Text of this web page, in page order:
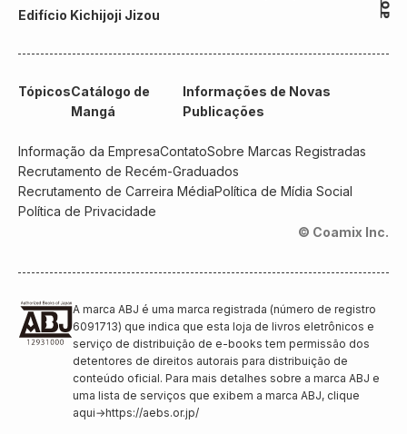
Edifício Kichijoji Jizou
TópicosCatálogo de
Mangá
Informações de Novas
Publicações
Informação da EmpresaContatoSobre Marcas Registradas
Recrutamento de Recém-Graduados
Recrutamento de Carreira MédiaPolítica de Mídia Social
Política de Privacidade
© Coamix Inc.
A marca ABJ é uma marca registrada (número de registro
6091713) que indica que esta loja de livros eletrônicos e
serviço de distribuição de e-books tem permissão dos
detentores de direitos autorais para distribuição de
conteúdo oficial. Para mais detalhes sobre a marca ABJ e
uma lista de serviços que exibem a marca ABJ, clique
aqui→https://aebs.or.jp/